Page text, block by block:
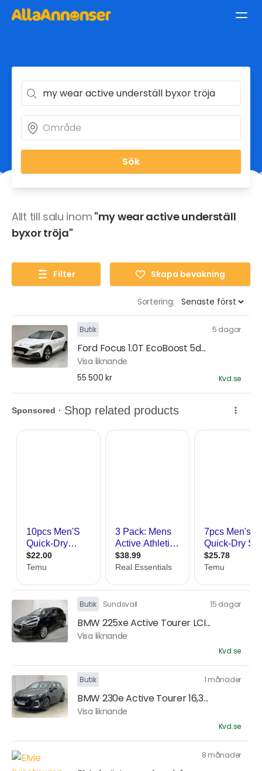
Sök
Allt till salu inom "my wear active underställ
byxor tröja"
Filter Skapa bevakning
Sortering:
Butik 5 dagar
Ford Focus 1.0T EcoBoost 5d...
Visa liknande
55 500 kr
Kvd.se
Butik Sundsvall 15 dagar
BMW 225xe Active Tourer LCI...
Visa liknande
Kvd.se
Butik 1 månader
BMW 230e Active Tourer 16,3...
Visa liknande
Kvd.se
8 månader